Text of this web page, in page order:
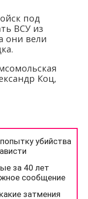
под
ВСУ из
они вели
Коц,